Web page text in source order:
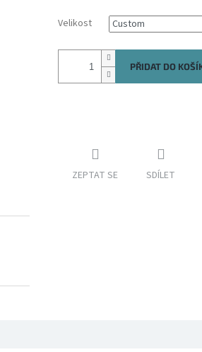
Velikost
PŘIDAT DO
ZEPTAT SE SDÍLET